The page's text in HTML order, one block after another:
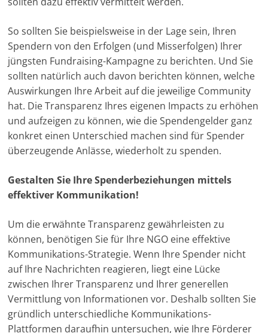
So sollten Sie beispielsweise in der Lage sein, Ihren
Spendern von den Erfolgen (und Misserfolgen) Ihrer
jüngsten Fundraising-Kampagne zu berichten. Und Sie
sollten natürlich auch davon berichten können, welche
Auswirkungen Ihre Arbeit auf die jeweilige Community
hat. Die Transparenz Ihres eigenen Impacts zu erhöhen
und aufzeigen zu können, wie die Spendengelder ganz
konkret einen Unterschied machen sind für Spender
überzeugende Anlässe, wiederholt zu spenden.
Gestalten Sie Ihre Spenderbeziehungen mittels
effektiver Kommunikation!
Um die erwähnte Transparenz gewährleisten zu
können, benötigen Sie für Ihre NGO eine effektive
Kommunikations-Strategie. Wenn Ihre Spender nicht
auf Ihre Nachrichten reagieren, liegt eine Lücke
zwischen Ihrer Transparenz und Ihrer generellen
Vermittlung von Informationen vor. Deshalb sollten Sie
gründlich unterschiedliche Kommunikations-
Plattformen daraufhin untersuchen, wie Ihre Förderer